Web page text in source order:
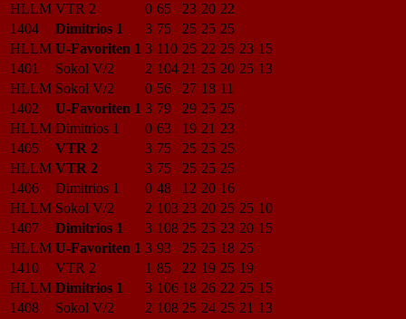
HLLM VTR 2 0 65 23 20 22
1404
Dimitrios 1 3 75 25 25 25
HLLM U-Favoriten 1 3 110 25 22 25 23 15
1401
Sokol V/2 2 104 21 25 20 25 13
HLLM Sokol V/2 0 56 27 18 11
1402
U-Favoriten 1 3 79 29 25 25
HLLM Dimitrios 1 0 63 19 21 23
1405
VTR 2 3 75 25 25 25
HLLM VTR 2 3 75 25 25 25
1406
Dimitrios 1 0 48 12 20 16
HLLM Sokol V/2 2 103 23 20 25 25 10
1407
Dimitrios 1 3 108 25 25 23 20 15
HLLM U-Favoriten 1 3 93 25 25 18 25
1410
VTR 2 1 85 22 19 25 19
HLLM Dimitrios 1 3 106 18 26 22 25 15
1408
Sokol V/2 2 108 25 24 25 21 13